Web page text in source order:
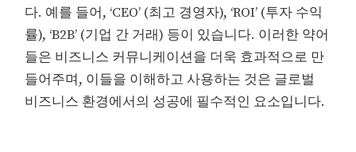
다. 예를 들어, ‘CEO’ (최고 경영자), ‘ROI’ (투자 수익
률), ‘B2B’ (기업 간 거래) 등이 있습니다. 이러한 약어
들은 비즈니스 커뮤니케이션을 더욱 효과적으로 만
들어주며, 이들을 이해하고 사용하는 것은 글로벌
비즈니스 환경에서의 성공에 필수적인 요소입니다.